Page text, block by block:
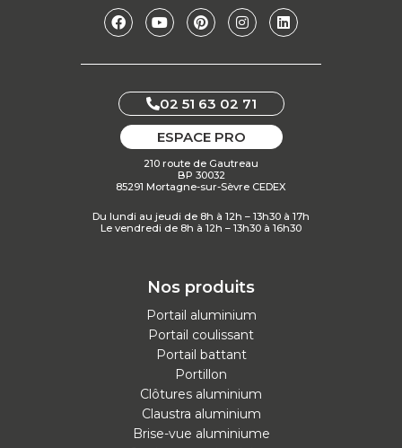
02 51 63 02 71
ESPACE PRO
210 route de Gautreau
BP 30032
85291 Mortagne-sur-Sèvre CEDEX
Du lundi au jeudi de 8h à 12h – 13h30 à 17h
Le vendredi de 8h à 12h – 13h30 à 16h30
Nos produits
Portail aluminium
Portail coulissant
Portail battant
Portillon
Clôtures aluminium
Claustra aluminium
Brise-vue aluminiume